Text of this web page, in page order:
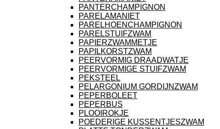
PANTERCHAMPIGNON
PARELAMANIET
PARELHOENCHAMPIGNON
PARELSTUIFZWAM
PAPIERZWAMMETJE
PAPILKORSTZWAM
PEERVORMIG DRAADWATJE
PEERVORMIGE STUIFZWAM
PEKSTEEL
PELARGONIUM GORDIJNZWAM
PEPERBOLEET
PEPERBUS
PLOOIROKJE
POEDERIGE KUSSENTJESZWAM